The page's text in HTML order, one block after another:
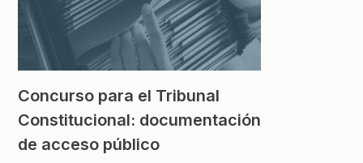
Concurso para el Tribunal
Constitucional: documentación
de acceso público